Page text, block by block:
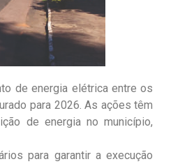
de energia elétrica entre os
para 2026. As ações têm
de energia no município,
para garantir a execução